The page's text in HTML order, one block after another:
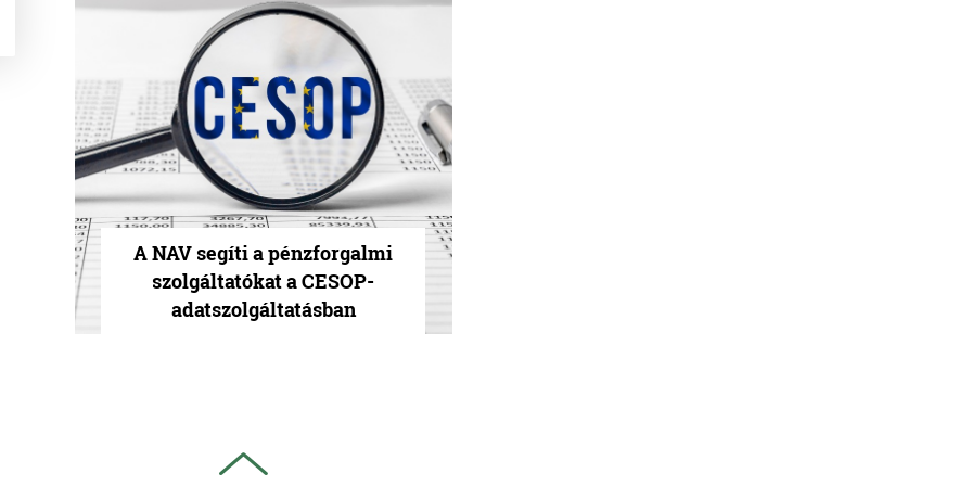
A NAV segíti a pénzforgalmi
szolgáltatókat a CESOP-
adatszolgáltatásban